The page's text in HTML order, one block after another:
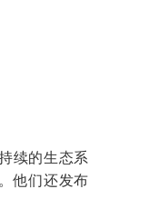
续的生态系
他们还发布